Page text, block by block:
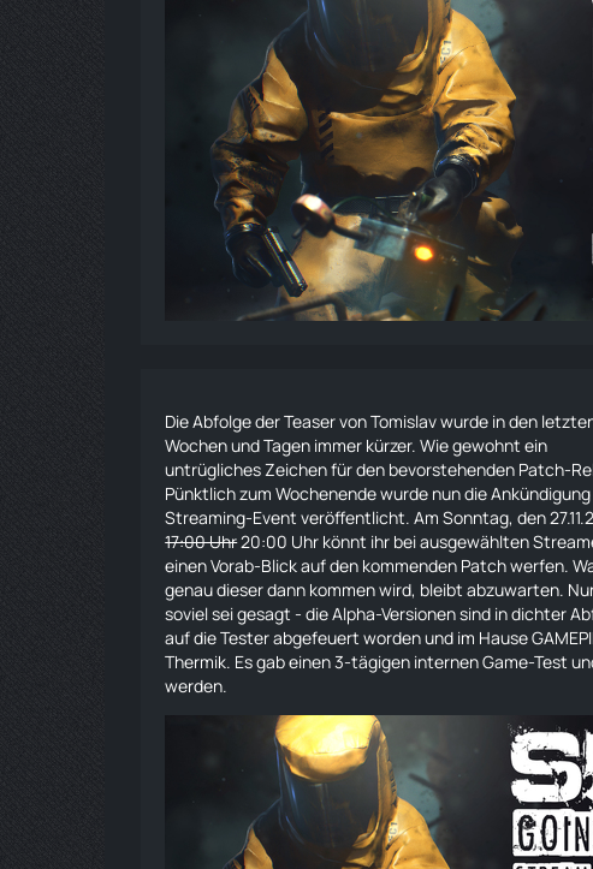
Die Abfolge der Teaser von Tomislav wurde in den
Wochen und Tagen immer kürzer. Wie gewohnt ein
untrügliches Zeichen für den bevorstehenden Patch-
Pünktlich zum Wochenende wurde nun die
Streaming-Event veröffentlicht. Am Sonntag, den
17:00 Uhr20:00 Uhr könnt ihr bei ausgewählten
einen Vorab-Blick auf den kommenden Patchwerfen.
genau dieser dann kommen wird, bleibt abzuwarten.
soviel sei gesagt - die Alpha-Versionen sind in dichter
auf die Tester abgefeuert worden und im Hause
Thermik. Es gab einen 3-tägigen internen Game-Test
werden.